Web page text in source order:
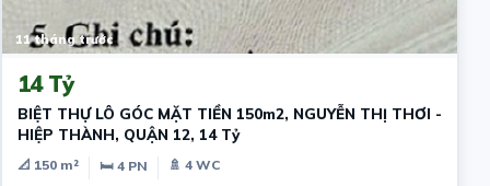
11 tháng trước
14 Tỷ
BIỆT THỰ LÔ GÓC MẶT TIỀN 150m2, NGUYỄN THỊ THƠI -
HIỆP THÀNH, QUẬN 12, 14 Tỷ
📐 150 m² 🛏 4 PN
🚿 4 WC